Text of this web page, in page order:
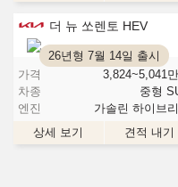
더 뉴 쏘렌토 HEV
26년형 7월 14일 출시
가격
3,824~5,041
차종
중형
엔진
가솔린 하이브
상세 보기
견적 내기